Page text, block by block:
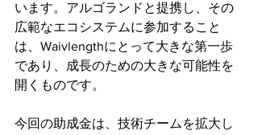
います。アルゴランドと提携し、その
広範なエコシステムに参加すること
は、Waivlengthにとって大きな第一歩
であり、成長のための大きな可能性を
開くものです。
今回の助成金は、技術チームを拡大し